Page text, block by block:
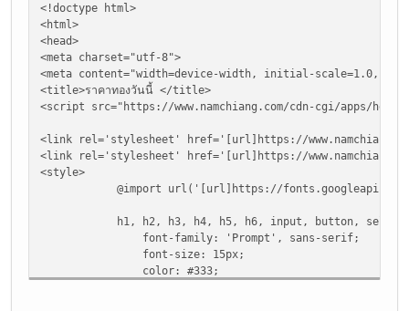
<!doctype html>
<html>
<head>
<meta charset="utf-8">
<meta content="width=device-width, initial-scale=1.0,
<title>ราคาทองวันนี้ </title>
<script src="https://www.namchiang.com/cdn-cgi/apps/
<link rel='stylesheet' href='[url]https://
<link rel='stylesheet' href='[url]https://
<style>
@import url('[url]https://fonts.googleapis.com/
h1, h2, h3, h4, h5, h6, input, button, select,
font-family: 'Prompt', sans-serif;
font-size: 15px;
color: #333;